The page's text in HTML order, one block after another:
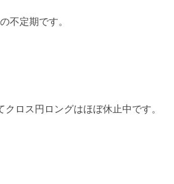
不定期です。
ロス円ロングはほぼ休止中です。